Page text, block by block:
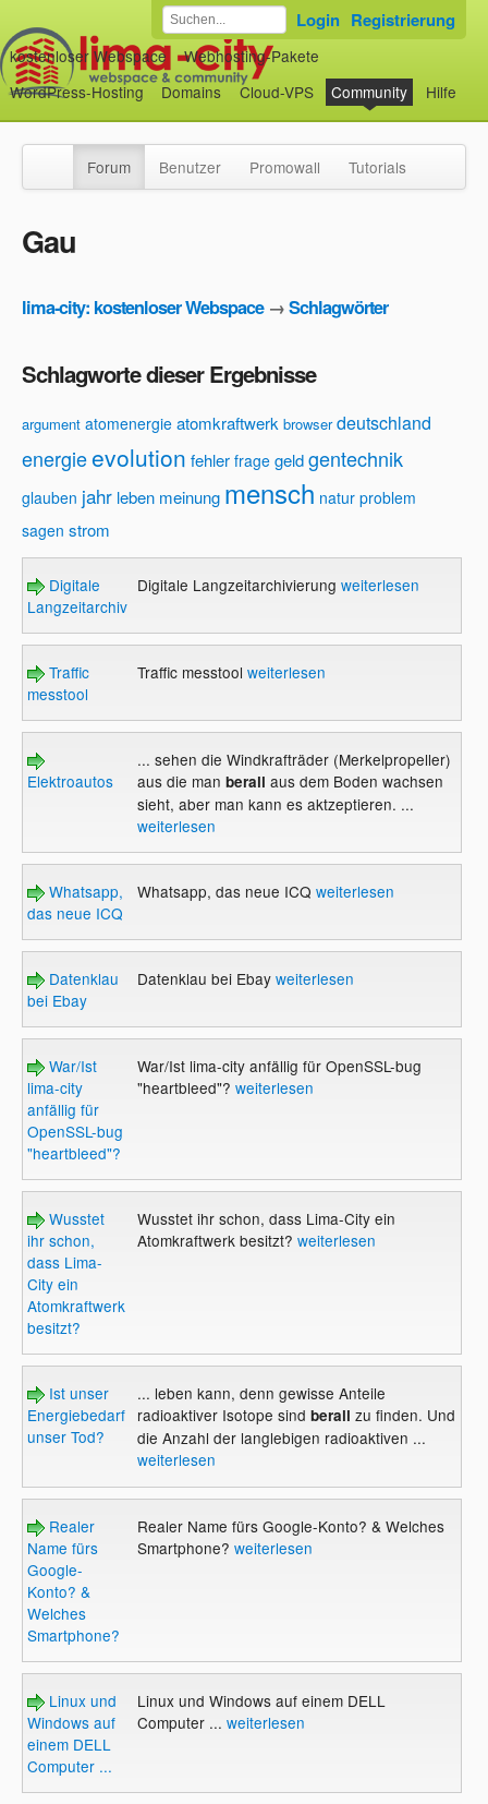
kostenloser Webspace
Webhosting-Pakete
WordPress-Hosting
Domains Cloud-VPS Community Hilfe
Login Registrierung
Forum Benutzer Promowall Tutorials
Gau
lima-city: kostenloser Webspace→Schlagwörter
Schlagworte dieser Ergebnisse
argument atomenergie atomkraftwerk browser deutschland
energieevolution fehler frage geldgentechnik
glauben jahr leben meinung mensch natur problem
sagen strom
Digitale
Langzeitarchivierung
Digitale Langzeitarchivierung weiterlesen
Traffic
messtool
Traffic messtool weiterlesen
Elektroautos
... sehen die Windkrafträder (Merkelpropeller)
aus die man berall aus dem Boden wachsen
sieht, aber man kann es aktzeptieren. ...
weiterlesen
Whatsapp,
das neue ICQ
Whatsapp, das neue ICQ weiterlesen
Datenklau
bei Ebay
Datenklau bei Ebay weiterlesen
War/Ist
lima-city
anfällig für
OpenSSL-bug
"heartbleed"?
War/Ist lima-city anfällig für OpenSSL-bug
"heartbleed"? weiterlesen
Wusstet
ihr schon,
dass Lima-
City ein
Atomkraftwerk
besitzt?
Wusstet ihr schon, dass Lima-City ein
Atomkraftwerk besitzt? weiterlesen
Ist unser
Energiebedarf
unser Tod?
... leben kann, denn gewisse Anteile
radioaktiver Isotope sind berall zu finden. Und
die Anzahl der langlebigen radioaktiven ...
weiterlesen
Realer
Name fürs
Google-
Konto? &
Welches
Smartphone?
Realer Name fürs Google-Konto? & Welches
Smartphone? weiterlesen
Linux und
Windows auf
einem DELL
Computer ...
Linux und Windows auf einem DELL
Computer ... weiterlesen